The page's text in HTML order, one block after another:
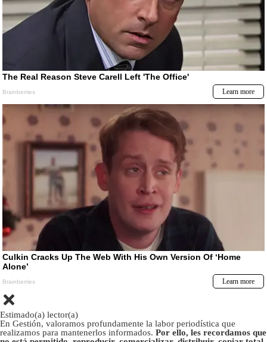
Estimado(a) lector(a)
En Gestión, valoramos profundamente la labor periodística que
realizamos para mantenerlos informados. Por ello, les recordamos que